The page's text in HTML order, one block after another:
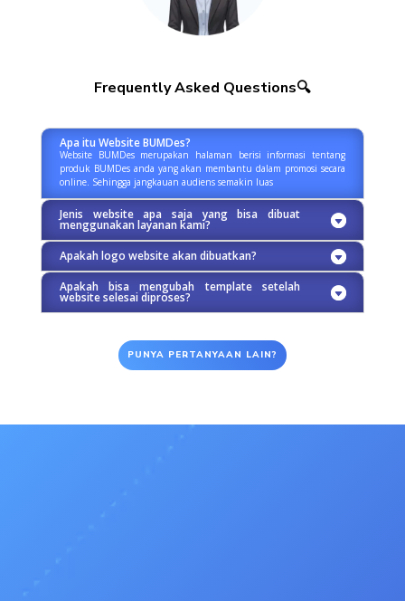
Frequently Asked Questions🔍
Apa itu Website BUMDes?
Website BUMDes merupakan halaman berisi informasi tentang
produk BUMDes anda yang akan membantu dalam promosi secara
online. Sehingga jangkauan audiens semakin luas
Jenis website apa saja yang bisa dibuat
menggunakan layanan kami?
Apakah logo website akan dibuatkan?
Apakah bisa mengubah template setelah
website selesai diproses?
PUNYA PERTANYAAN LAIN?